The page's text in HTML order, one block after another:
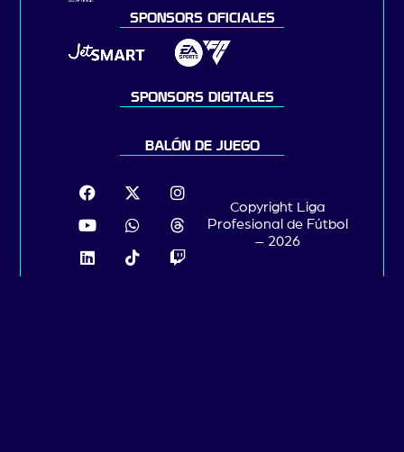
SPONSORS OFICIALES
SPONSORS DIGITALES
BALÓN DE JUEGO
Copyright Liga
Profesional de Fútbol
– 2026